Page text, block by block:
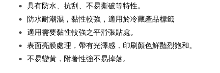
具有防水、抗刮、不易撕破等特性。
防水耐潮濕，黏性較強，適用於冷藏產品標籤
適用需要黏性較強之平滑張貼處。
表面亮膜處理，帶有光澤感，印刷顏色鮮豔烈飽和。
不易變黃，附著性強不易掉落。